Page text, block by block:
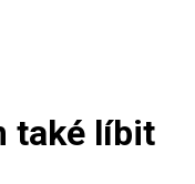
také líbit